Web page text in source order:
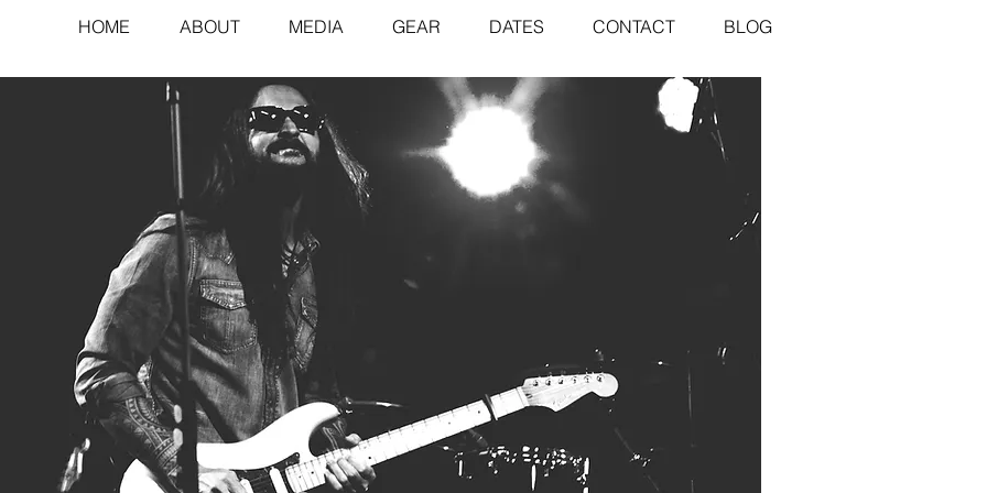
HOME ABOUT MEDIA GEAR DATES CONTACT BLOG